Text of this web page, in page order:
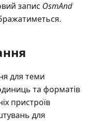
запис OsmAnd
для теми
та форматів
пристроїв
для